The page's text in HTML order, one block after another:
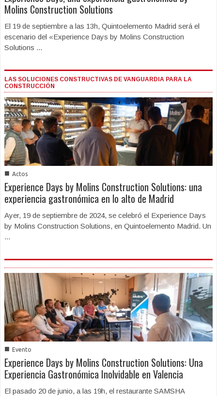
Molins Construction Solutions
El 19 de septiembre a las 13h, Quintoelemento Madrid será el
escenario del «Experience Days by Molins Construction
Solutions ...
LAS SOLUCIONES CONSTRUCTIVAS DE VANGUARDIA PARA LA
CONSTRUCCIÓN
■ Actos
Experience Days by Molins Construction Solutions: una
experiencia gastronómica en lo alto de Madrid
Ayer, 19 de septiembre de 2024, se celebró el Experience Days
by Molins Construction Solutions, en Quintoelemento Madrid. Un
...
■ Evento
Experience Days by Molins Construction Solutions: Una
Experiencia Gastronómica Inolvidable en Valencia
El pasado 20 de junio, a las 19h, el restaurante SAMSHA